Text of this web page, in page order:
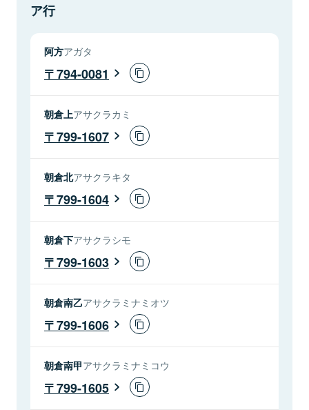
ア行
阿方アガタ
794-0081
朝倉上アサクラカミ
799-1607
朝倉北アサクラキタ
799-1604
朝倉下アサクラシモ
799-1603
朝倉南乙アサクラミナミオツ
799-1606
朝倉南甲アサクラミナミコウ
799-1605